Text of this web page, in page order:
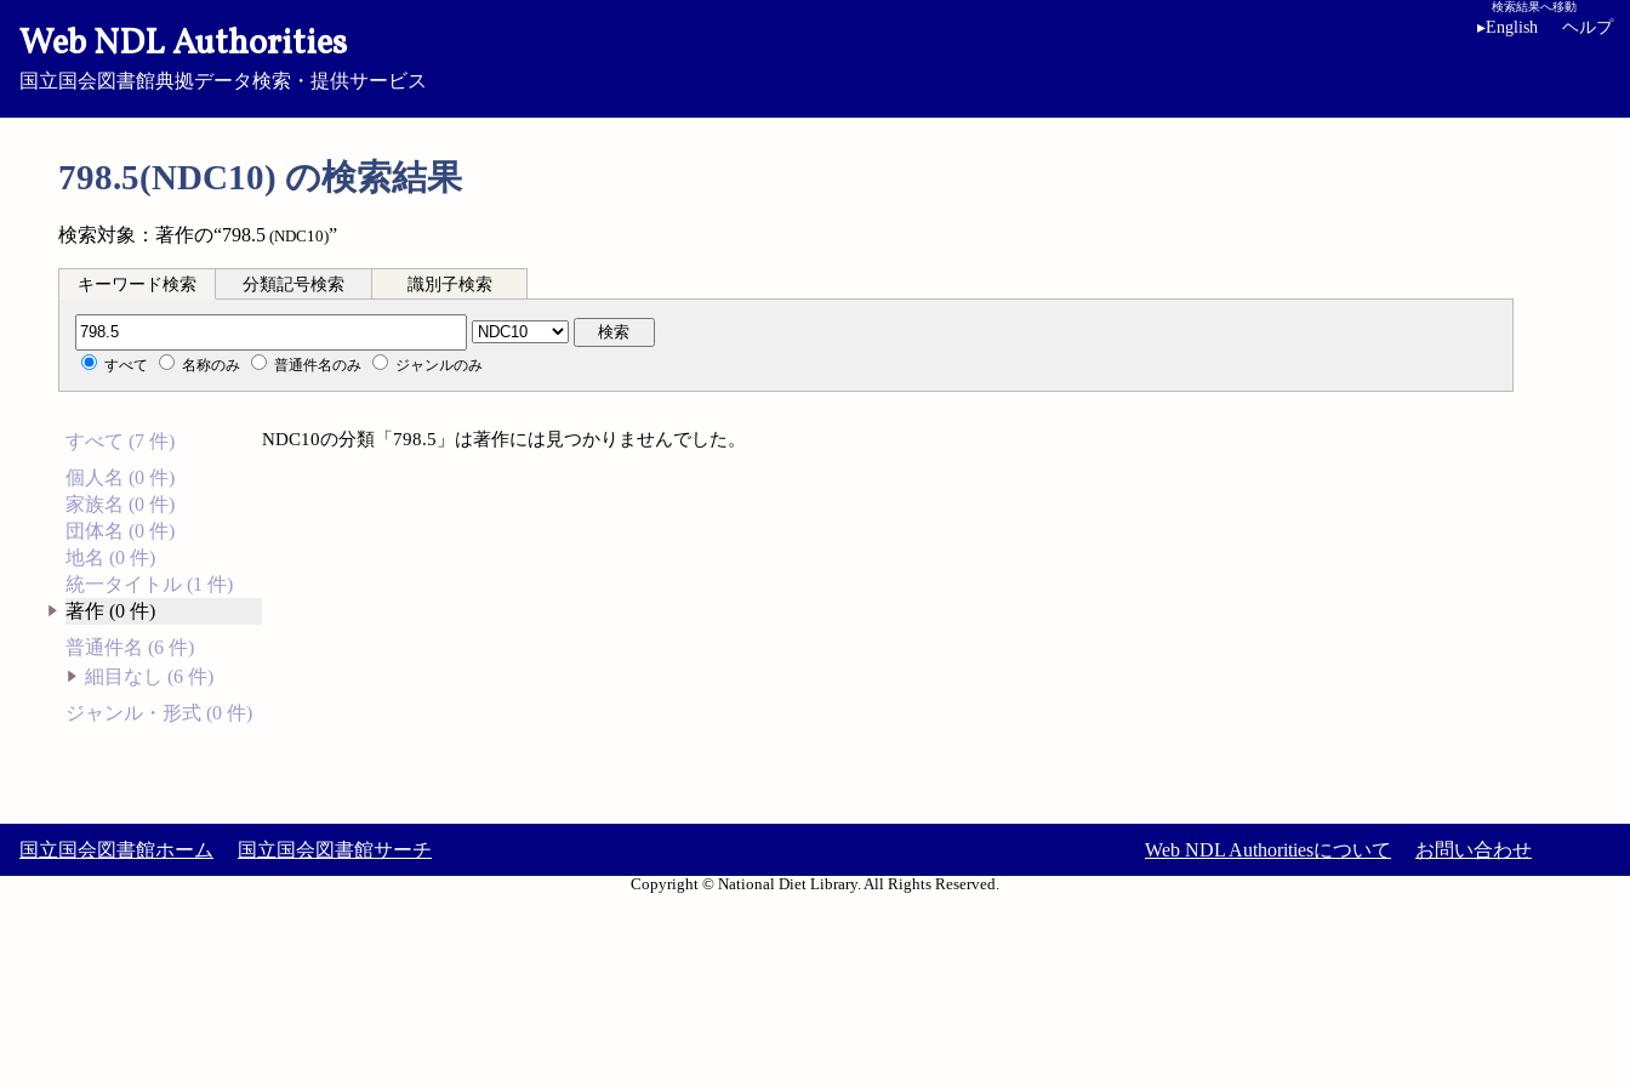
Web NDL Authorities
国立国会図書館典拠データ検索・提供サービス
検索結果へ移動
▸English ヘルプ
798.5(NDC10) の検索結果
検索対象：著作の“798.5 (NDC10)”
キーワード検索 分類記号検索 識別子検索
分類記号検索 検索
すべて 名称のみ 普通件名のみ ジャンルのみ
すべて (7 件)
個人名 (0 件)
家族名 (0 件)
団体名 (0 件)
地名 (0 件)
統一タイトル (1 件)
著作 (0 件)
普通件名 (6 件)
細目なし (6 件)
ジャンル・形式 (0 件)
NDC10の分類「798.5」は著作には見つかりませんでした。
国立国会図書館ホーム 国立国会図書館サーチ Web NDL Authoritiesについて お問い合わせ
Copyright © National Diet Library. All Rights Reserved.